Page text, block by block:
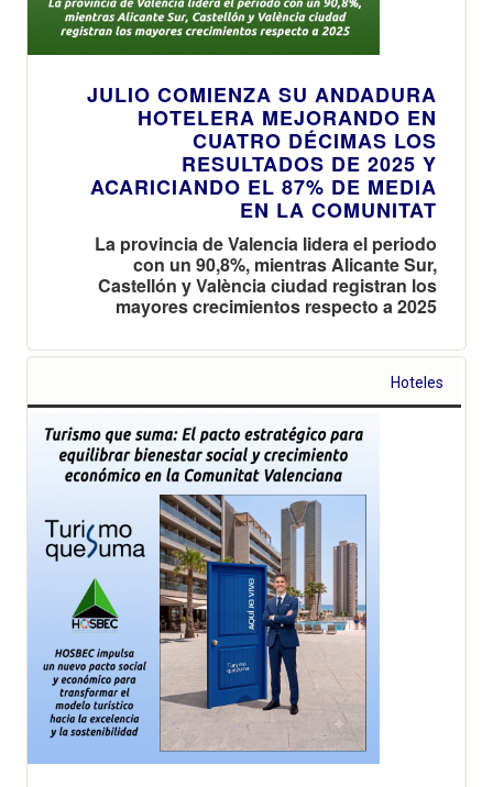
JULIO COMIENZA SU ANDADURA
HOTELERA MEJORANDO EN
CUATRO DÉCIMAS LOS
RESULTADOS DE 2025 Y
ACARICIANDO EL 87% DE MEDIA
EN LA COMUNITAT
La provincia de Valencia lidera el periodo
con un 90,8%, mientras Alicante Sur,
Castellón y València ciudad registran los
mayores crecimientos respecto a 2025
Hoteles